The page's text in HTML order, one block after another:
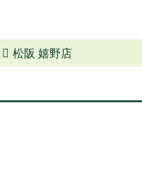
松阪 嬉野店